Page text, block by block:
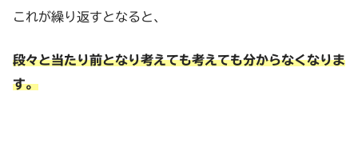
これが繰り返すとなると、
段々と当たり前となり考えても考えても分からなくなりま
す。